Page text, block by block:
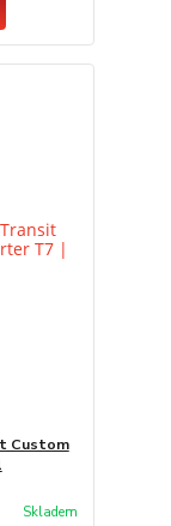
Custom
Skladem